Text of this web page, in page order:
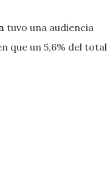
tuvo una audiencia
que un 5,6% del total